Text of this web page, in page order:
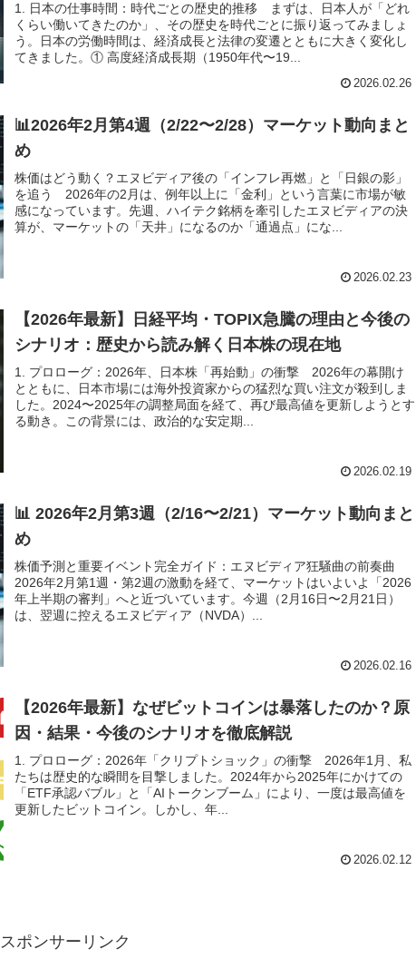
1. 日本の仕事時間：時代ごとの歴史的推移 まずは、日本人が「どれ
くらい働いてきたのか」、その歴史を時代ごとに振り返ってみましょ
う。日本の労働時間は、経済成長と法律の変遷とともに大きく変化し
てきました。① 高度経済成長期（1950年代〜19...
2026.02.26
📊2026年2月第4週（2/22〜2/28）マーケット動向まと
め
株価はどう動く？エヌビディア後の「インフレ再燃」と「日銀の影」
を追う 2026年の2月は、例年以上に「金利」という言葉に市場が敏
感になっています。先週、ハイテク銘柄を牽引したエヌビディアの決
算が、マーケットの「天井」になるのか「通過点」にな...
2026.02.23
【2026年最新】日経平均・TOPIX急騰の理由と今後の
シナリオ：歴史から読み解く日本株の現在地
1. プロローグ：2026年、日本株「再始動」の衝撃 2026年の幕開け
とともに、日本市場には海外投資家からの猛烈な買い注文が殺到しま
した。2024〜2025年の調整局面を経て、再び最高値を更新しようとす
る動き。この背景には、政治的な安定期...
2026.02.19
📊 2026年2月第3週（2/16〜2/21）マーケット動向まと
め
株価予測と重要イベント完全ガイド：エヌビディア狂騒曲の前奏曲
2026年2月第1週・第2週の激動を経て、マーケットはいよいよ「2026
年上半期の審判」へと近づいています。今週（2月16日〜2月21日）
は、翌週に控えるエヌビディア（NVDA）...
2026.02.16
【2026年最新】なぜビットコインは暴落したのか？原
因・結果・今後のシナリオを徹底解説
1. プロローグ：2026年「クリプトショック」の衝撃 2026年1月、私
たちは歴史的な瞬間を目撃しました。2024年から2025年にかけての
「ETF承認バブル」と「AIトークンブーム」により、一度は最高値を
更新したビットコイン。しかし、年...
2026.02.12
スポンサーリンク